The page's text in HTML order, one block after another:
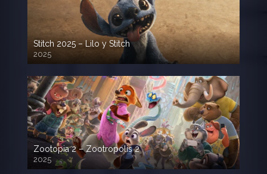
Stitch 2025 – Lilo y Stitch
2025
720p HD
Zootopia 2 – Zootropolis 2
2025
720p HD